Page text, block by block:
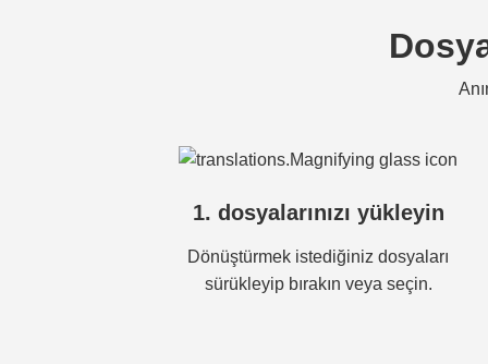
1. dosyalarınızı yükleyin
Dönüştürmek istediğiniz dosyaları
sürükleyip bırakın veya seçin.